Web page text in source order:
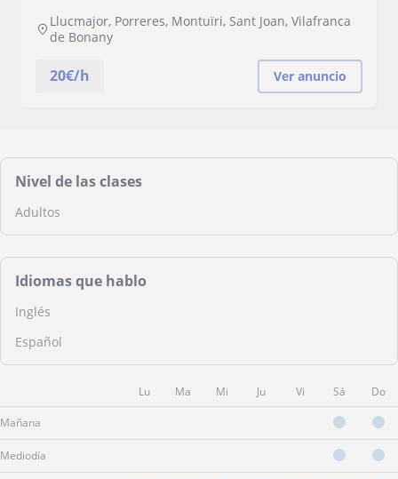
Llucmajor, Porreres, Montuïri, Sant Joan, Vilafranca
de Bonany
20€/h Ver anuncio
Nivel de las clases
Adultos
Idiomas que hablo
Inglés
Español
Lu Ma Mi Ju Vi Sá Do
Mañana
Mediodía